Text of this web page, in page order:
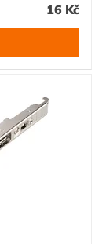
16 Kč